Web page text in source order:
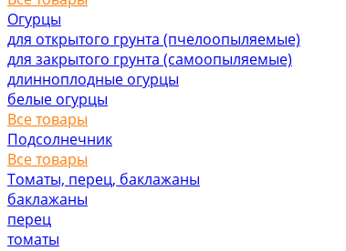
Огурцы
для открытого грунта (пчелоопыляемые)
для закрытого грунта (самоопыляемые)
длинноплодные огурцы
белые огурцы
Все товары
Подсолнечник
Все товары
Томаты, перец, баклажаны
баклажаны
перец
томаты